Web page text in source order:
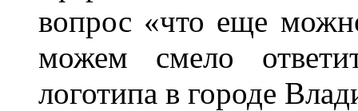
вопрос «что еще
можем смело
логотипа в городе